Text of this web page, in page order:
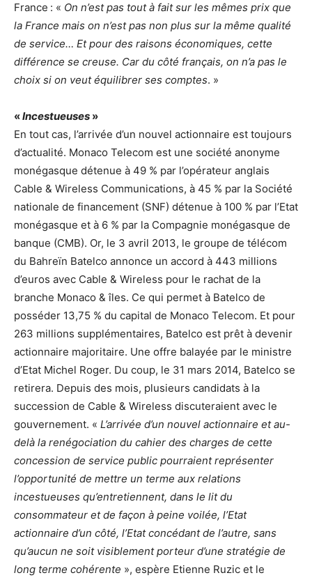
France : « On n’est pas tout à fait sur les mêmes prix que
la France mais on n’est pas non plus sur la même qualité
de service… Et pour des raisons économiques, cette
différence se creuse. Car du côté français, on n’a pas le
choix si on veut équilibrer ses comptes. »
«Incestueuses »
En tout cas, l’arrivée d’un nouvel actionnaire est toujours
d’actualité. Monaco Telecom est une société anonyme
monégasque détenue à 49 % par l’opérateur anglais
Cable & Wireless Communications, à 45 % par la Société
nationale de financement (SNF) détenue à 100 % par l’Etat
monégasque et à 6 % par la Compagnie monégasque de
banque (CMB). Or, le 3 avril 2013, le groupe de télécom
du Bahreïn Batelco annonce un accord à 443 millions
d’euros avec Cable & Wireless pour le rachat de la
branche Monaco & îles. Ce qui permet à Batelco de
posséder 13,75 % du capital de Monaco Telecom. Et pour
263 millions supplémentaires, Batelco est prêt à devenir
actionnaire majoritaire. Une offre balayée par le ministre
d’Etat Michel Roger. Du coup, le 31 mars 2014, Batelco se
retirera. Depuis des mois, plusieurs candidats à la
succession de Cable & Wireless discuteraient avec le
gouvernement. « L’arrivée d’un nouvel actionnaire et au-
delà la renégociation du cahier des charges de cette
concession de service public pourraient représenter
l’opportunité de mettre un terme aux relations
incestueuses qu’entretiennent, dans le lit du
consommateur et de façon à peine voilée, l’Etat
actionnaire d’un côté, l’Etat concédant de l’autre, sans
qu’aucun ne soit visiblement porteur d’une stratégie de
long terme cohérente », espère Etienne Ruzic et le